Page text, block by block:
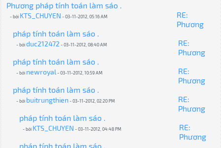
Phương pháp tính toán làm sáo .
- bởi KTS_CHUYEN - 03-11-2012, 05:16 AM
RE:
Phương
pháp tính toán làm sáo .
- bởiduc212472 - 03-11-2012, 08:40 AM
RE:
Phương
pháp tính toán làm sáo .
- bởi newroyal- 03-11-2012, 10:59 AM
RE:
Phương
pháp tính toán làm sáo .
- bởi buitrungthien - 03-11-2012, 02:20 PM
RE:
Phương
pháp tính toán làm sáo .
- bởi KTS_CHUYEN - 03-11-2012, 04:48 PM
RE:
Phương
pháp tính toán làm sáo .